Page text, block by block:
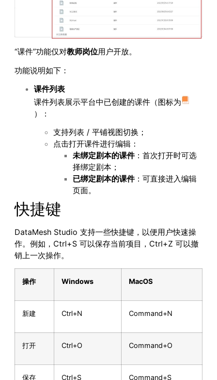
“课件”功能仅对教师岗位用户开放。
功能说明如下：
课件列表
课件列表展示平台中已创建的课件（图标为
）：
支持列表 / 平铺视图切换；
点击打开课件进行编辑：
未绑定剧本的课件：首次打开时可选
择绑定剧本；
已绑定剧本的课件：可直接进入编辑
页面。
快捷键
DataMesh Studio 支持一些快捷键，以便用户快速操
作。例如，Ctrl+S 可以保存当前项目，Ctrl+Z 可以撤
销上一次操作。
操作 Windows MacOS
新建 Ctrl+N Command+N
打开 Ctrl+O Command+O
保存 Ctrl+S Command+S